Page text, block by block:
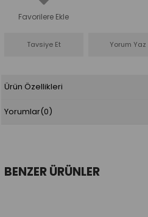
Favorilere Ekle
Tavsiye Et Yorum Yaz
Ürün Özellikleri
Yorumlar(0)
BENZER ÜRÜNLER